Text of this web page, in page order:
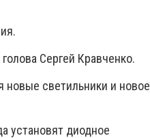
Сергей Кравченко.
новые светильники и новое
установят диодное